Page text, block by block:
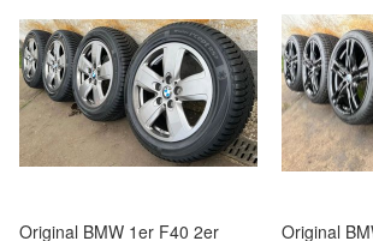
Original BMW 1er F40 2er
Original